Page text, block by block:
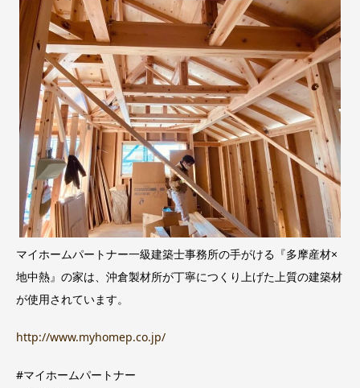
マイホームパートナー一級建築士事務所の手がける『多摩産材×
地中熱』の家は、沖倉製材所が丁寧につくり上げた上質の建築材
が使用されています。
http://www.myhomep.co.jp/
#マイホームパートナー